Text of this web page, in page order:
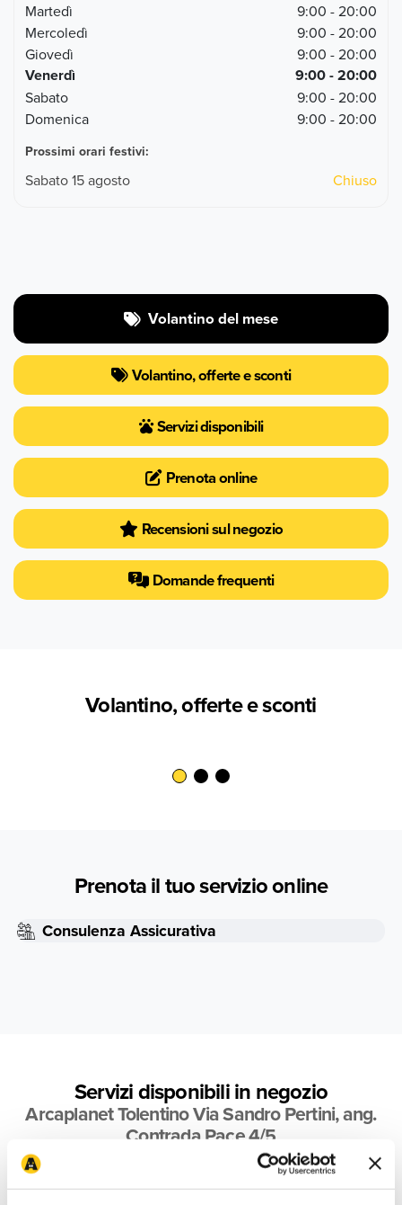
Martedì
9:00 - 20:00
Mercoledì
9:00 - 20:00
Giovedì
9:00 - 20:00
Venerdì 9:00 - 20:00
Sabato
9:00 - 20:00
Domenica
9:00 - 20:00
Prossimi orari festivi:
Sabato 15 agosto Chiuso
Volantino del mese
Volantino, offerte e sconti
Servizi disponibili
Prenota online
Recensioni sul negozio
Domande frequenti
Volantino, offerte e sconti
Prenota il tuo servizio online
Consulenza Assicurativa
Servizi disponibili in negozio
Arcaplanet Tolentino Via Sandro Pertini, ang.
Contrada Pace 4/5
Ordina e Ritira Parcheggio